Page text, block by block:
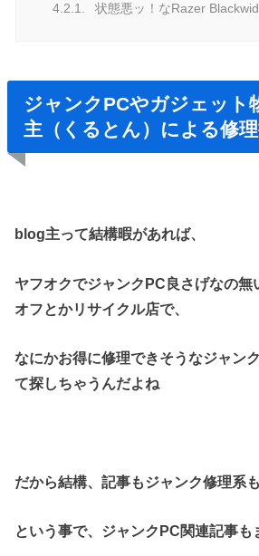
4.2.1. 状態悪ッ！なRazer
ジャンクPCやガジェット
主（くるとん）による修理
blog主って結構暇があれば、
ヤフオクでジャンクPC良さげなの無
オフとかリサイクル店で、
なにかお得に修理できそうなジャン
て探しちゃうんだよね
だから結構、記事もジャンク修理系
という事で、ジャンクPC関連記事も